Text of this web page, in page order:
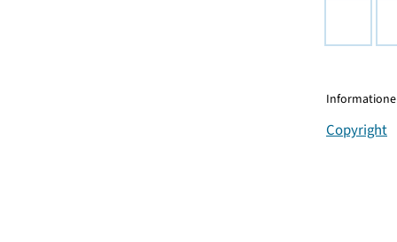
Copyright